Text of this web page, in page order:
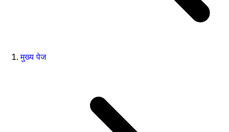
मुख्य पेज